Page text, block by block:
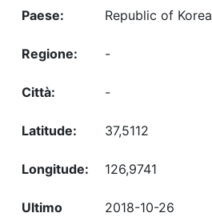
Republic of Korea
-
-
37,5112
126,9741
2018-10-26